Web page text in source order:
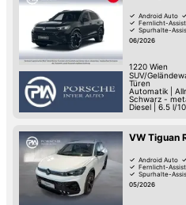
Android Auto
Fernlicht-
Spurhalte-
06/2026
1220 Wien
SUV/
Türen
Automatik|
Schwarz -
Diesel
6.5 l/
VW Tiguan
Android Auto
Fernlicht-
Spurhalte-
05/2026